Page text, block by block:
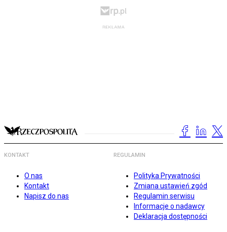
KONTAKT
O nas
Kontakt
Napisz do nas
REGULAMIN
Polityka Prywatności
Zmiana ustawień zgód
Regulamin serwisu
Informacje o nadawcy
Deklaracja dostępności